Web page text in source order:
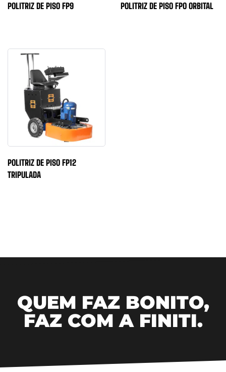
POLITRIZ DE PISO FP9 POLITRIZ DE PISO FPO ORBITAL
POLITRIZ DE PISO FP12
TRIPULADA
QUEM FAZ BONITO,
FAZ COM A FINITI.